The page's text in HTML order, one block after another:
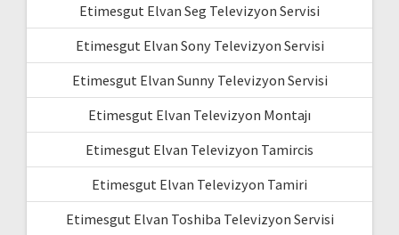
Etimesgut Elvan Seg Televizyon Servisi
Etimesgut Elvan Sony Televizyon Servisi
Etimesgut Elvan Sunny Televizyon Servisi
Etimesgut Elvan Televizyon Montajı
Etimesgut Elvan Televizyon Tamircis
Etimesgut Elvan Televizyon Tamiri
Etimesgut Elvan Toshiba Televizyon Servisi